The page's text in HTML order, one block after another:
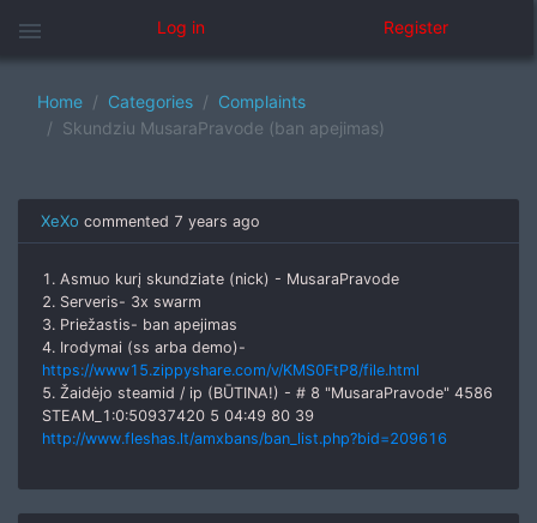
menu Log in Register
Home Categories
Complaints
Skundziu MusaraPravode (ban apejimas)
XeXo commented 7 years ago
1. Asmuo kurį skundziate (nick) - MusaraPravode
2. Serveris- 3x swarm
3. Priežastis- ban apejimas
4. Irodymai (ss arba demo)-
https://www15.zippyshare.com/v/KMS0FtP8/file.html
5. Žaidėjo steamid / ip (BŪTINA!) - # 8 "MusaraPravode" 4586
STEAM_1:0:50937420 5 04:49 80 39
http://www.fleshas.lt/amxbans/ban_list.php?bid=209616